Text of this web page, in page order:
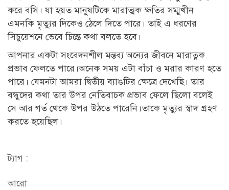
করে বসি। যা হয়ত মানুষটিকে মারাত্মক ক্ষতির সম্মুখীন
এমনকি মৃত্যুর দিকেও ঠেলে দিতে পারে। তাই এ ধরণের
সিচুয়েশনে ভেবে চিন্তে কথা বলতে হবে।
আপনার একটা সংবেদনশীল মন্তব্য অন্যের জীবনে মারাত্নক
প্রভাব ফেলতে পারে।অনেক সময় এটা বাঁচা ও মরার কারণ হতে
পারে। যেমনটা আমরা দ্বিতীয় ব্যাঙটির ক্ষেত্রে দেখেছি। তার
বন্ধুদের কথা তার উপর নেতিবাচক প্রভাব ফেলে ছিলো বলেই
সে আর গর্ত থেকে উপর উঠতে পারেনি।তাকে মৃত্যুর স্বাদ গ্রহণ
করতে হয়েছিল।
ট্যাগ :
আরো